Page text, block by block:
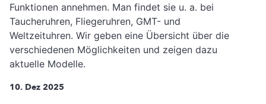
Funktionen annehmen. Man findet sie u. a. bei
Taucheruhren, Fliegeruhren, GMT- und
Weltzeituhren. Wir geben eine Übersicht über die
verschiedenen Möglichkeiten und zeigen dazu
aktuelle Modelle.
10. Dez 2025